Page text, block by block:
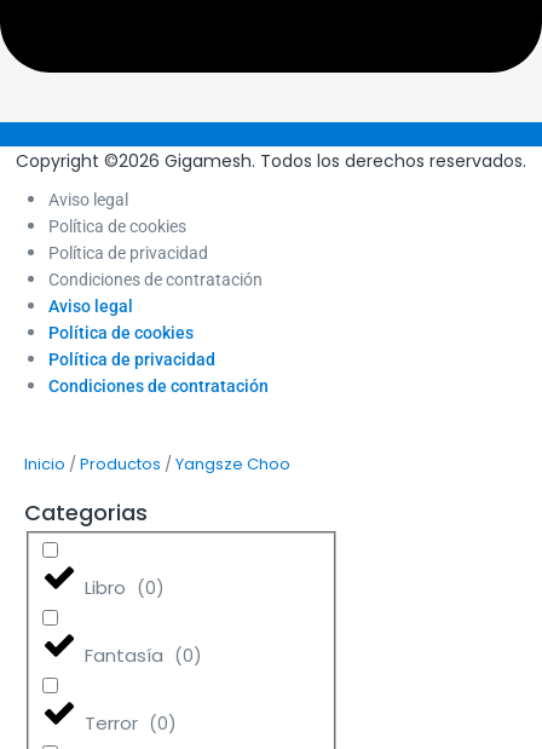
Copyright ©2026 Gigamesh. Todos los derechos reservados.
Aviso legal
Política de cookies
Política de privacidad
Condiciones de contratación
Aviso legal
Política de cookies
Política de privacidad
Condiciones de contratación
Inicio /Productos /Yangsze Choo
Categorias
Libro (0)
Fantasía (0)
Terror (0)